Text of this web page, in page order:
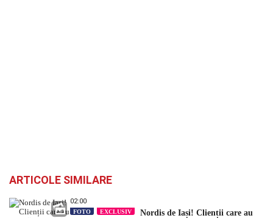
ARTICOLE SIMILARE
02:00
FOTO EXCLUSIV
Nordis de Iași! Clienții care au